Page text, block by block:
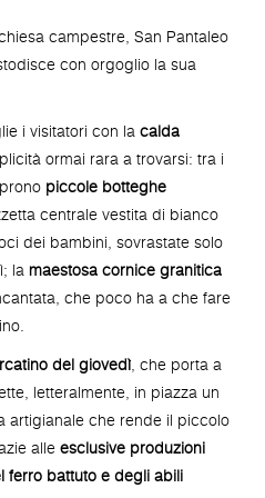
campestre, San Pantaleo
con orgoglio la sua
i visitatori con la calda
ormai rara a trovarsi: tra i
piccole botteghe
centrale vestita di bianco
dei bambini, sovrastate solo
la maestosa cornice granitica
che poco ha a che fare
del giovedì, che porta a
letteralmente, in piazza un
artigianale che rende il piccolo
alle esclusive produzioni
ferro battuto e degli abili